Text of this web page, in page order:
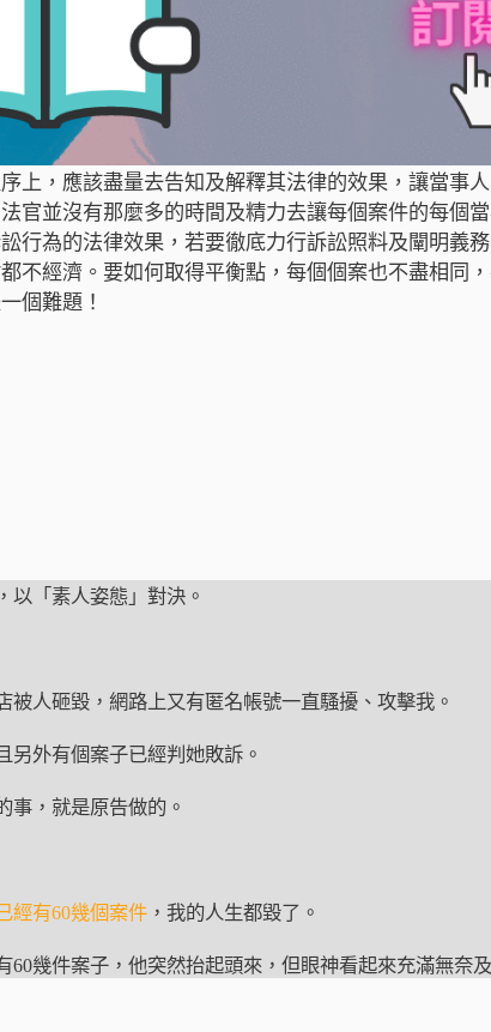
上，應該盡量去告知及解釋其法律的效果，讓當事
官並沒有那麼多的時間及精力去讓每個案件的每個當
行為的法律效果，若要徹底力行訴訟照料及闡明義
不經濟。要如何取得平衡點，每個個案也不盡相同
個難題！
以「素人姿態」對決。
人砸毀，網路上又有匿名帳號一直騷擾、攻擊我。
另外有個案子已經判她敗訴。
事，就是原告做的。
經有60幾個案件 ，我的人生都毀了。
幾件案子，他突然抬起頭來，但眼神看起來充滿無奈